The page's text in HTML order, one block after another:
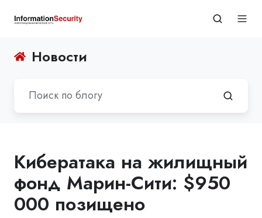
Новости
Кибератака на жилищный
фонд Марин-Сити: $950
000 позищено